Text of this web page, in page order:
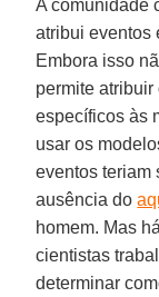
A comunidade
atribui eventos
Embora isso
permite atribuir
específicos às
usar os
eventos teriam
ausência do
homem. Mas
cientistas
determinar